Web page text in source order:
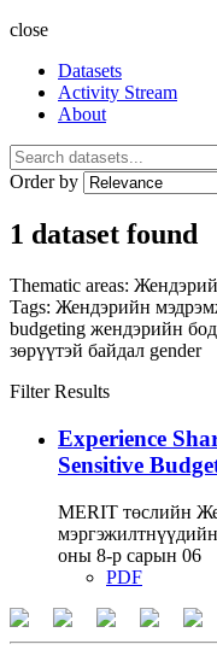
close
Datasets
Activity Stream
About
Order by
1 dataset found
Thematic areas:
Tags: Жендэрийн
budgeting жендэрийн
зөрүүтэй байдал gender
Filter Results
Experience
Sensitive
MERIT төслийн
оны 8-р сарын 06
PDF